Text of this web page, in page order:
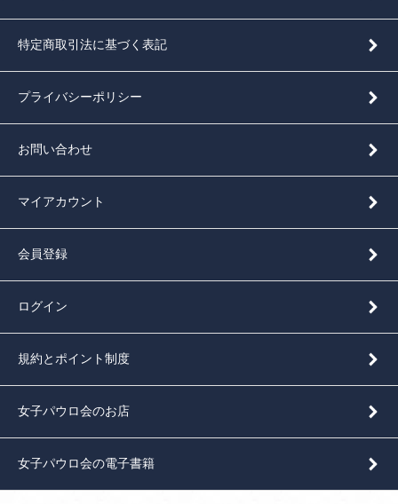
特定商取引法に基づく表記
プライバシーポリシー
お問い合わせ
マイアカウント
会員登録
ログイン
規約とポイント制度
女子パウロ会のお店
女子パウロ会の電子書籍